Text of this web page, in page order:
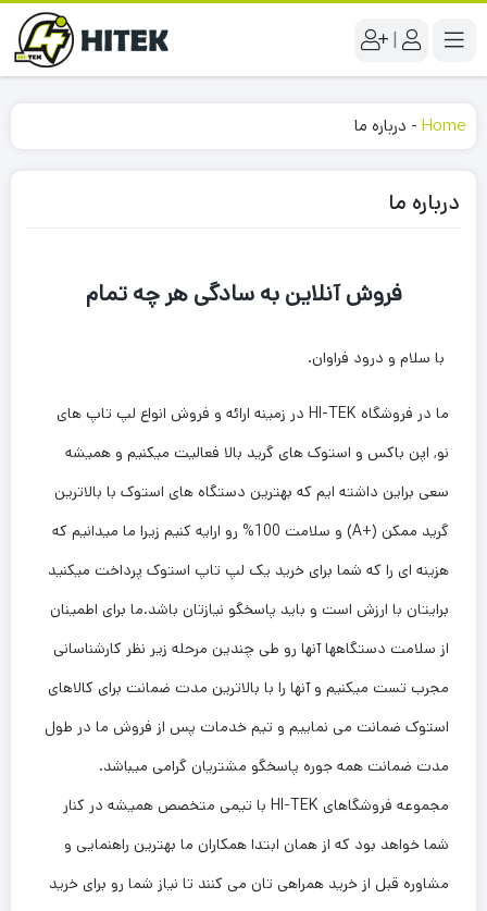
|
Home
- درباره ما
درباره ما
فروش آنلاین به سادگی هر چه تمام
با سلام و درود فراوان.
ما در فروشگاه HI-TEK در زمینه ارائه و فروش انواع لپ تاپ های
نو, اپن باکس و استوک های گرید بالا فعالیت میکنیم و همیشه
سعی براین داشته ایم که بهترین دستگاه های استوک با بالاترین
گرید ممکن (+A) و سلامت 100% رو ارایه کنیم زیرا ما میدانیم که
هزینه ای را که شما برای خرید یک لپ تاپ استوک پرداخت میکنید
برایتان با ارزش است و باید پاسخگو نیازتان باشد.ما برای اطمینان
از سلامت دستگاهها آنها رو طی چندین مرحله زیر نظر کارشناسانی
مجرب تست میکنیم و آنها را با بالاترین مدت ضمانت برای کالاهای
استوک ضمانت می نماییم و تیم خدمات پس از فروش ما در طول
مدت ضمانت همه جوره پاسخگو مشتریان گرامی میباشد.
مجموعه فروشگاهای HI-TEK با تیمی متخصص همیشه در کنار
شما خواهد بود که از همان ابتدا همکاران ما بهترین راهنمایی و
مشاوره قبل از خرید همراهی تان می کنند تا نیاز شما رو برای خرید